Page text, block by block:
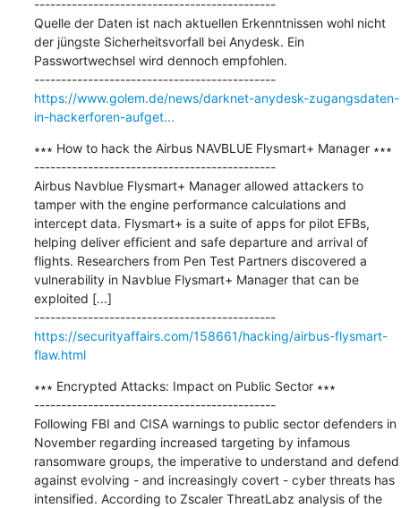
---------------------------------------------
Quelle der Daten ist nach aktuellen Erkenntnissen wohl nicht
der jüngste Sicherheitsvorfall bei Anydesk. Ein
Passwortwechsel wird dennoch empfohlen.
---------------------------------------------
https://www.golem.de/news/darknet-anydesk-zugangsdaten-
in-hackerforen-aufget...
∗∗∗ How to hack the Airbus NAVBLUE Flysmart+ Manager ∗∗∗
---------------------------------------------
Airbus Navblue Flysmart+ Manager allowed attackers to
tamper with the engine performance calculations and
intercept data. Flysmart+ is a suite of apps for pilot EFBs,
helping deliver efficient and safe departure and arrival of
flights. Researchers from Pen Test Partners discovered a
vulnerability in Navblue Flysmart+ Manager that can be
exploited [...]
---------------------------------------------
https://securityaffairs.com/158661/hacking/airbus-flysmart-
flaw.html
∗∗∗ Encrypted Attacks: Impact on Public Sector ∗∗∗
---------------------------------------------
Following FBI and CISA warnings to public sector defenders in
November regarding increased targeting by infamous
ransomware groups, the imperative to understand and defend
against evolving - and increasingly covert - cyber threats has
intensified. According to Zscaler ThreatLabz analysis of the